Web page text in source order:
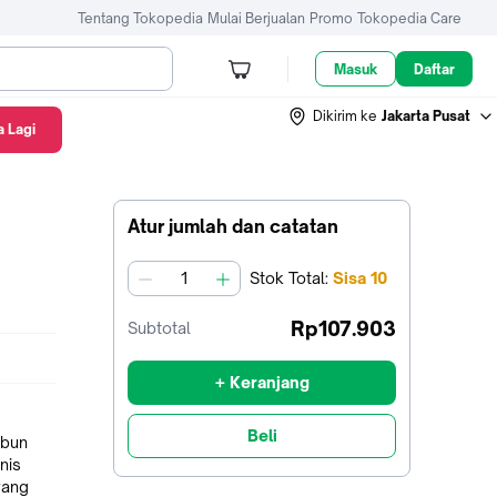
Tentang Tokopedia Mulai Berjualan Promo Tokopedia Care
Masuk Daftar
Dikirim ke Jakarta Pusat
Atur jumlah dan catatan
jumlah Stok Total: Sisa 10
Subtotal Rp107.903
+ Keranjang
Beli
Lagi